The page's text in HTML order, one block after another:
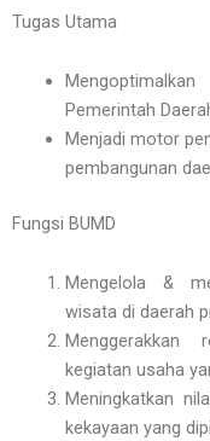
Tugas Utama
Pemerintah
Menjadi motor
pembangunan
Fungsi BUMD
Mengelola &
wisata di daerah
kegiatan usaha
Meningkatkan
kekayaan yang